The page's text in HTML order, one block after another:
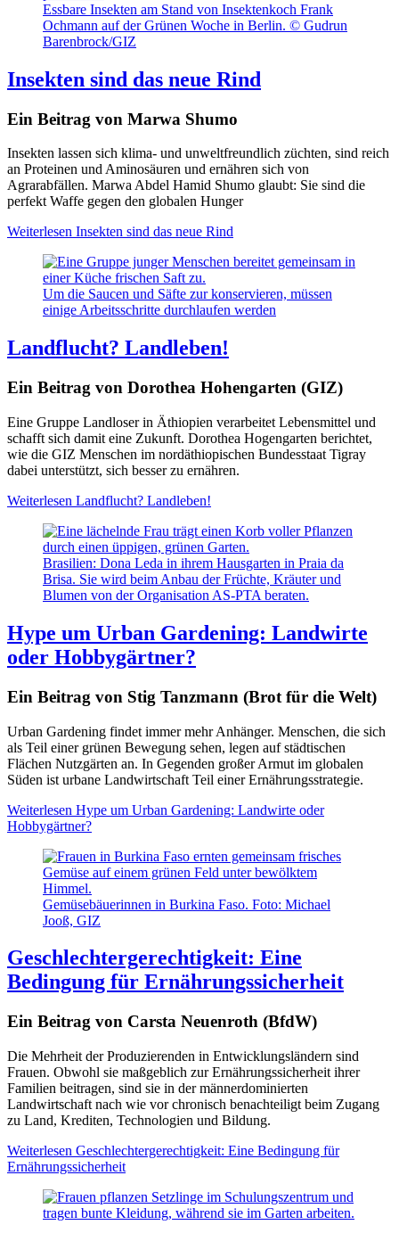
Essbare Insekten am Stand von Insektenkoch Frank
Ochmann auf der Grünen Woche in Berlin. © Gudrun
Barenbrock/GIZ
Insekten sind das neue Rind
Ein Beitrag von Marwa Shumo
Insekten lassen sich klima- und unweltfreundlich züchten, sind reich
an Proteinen und Aminosäuren und ernähren sich von
Agrarabfällen. Marwa Abdel Hamid Shumo glaubt: Sie sind die
perfekt Waffe gegen den globalen Hunger
Weiterlesen Insekten sind das neue Rind
Um die Saucen und Säfte zur konservieren, müssen
einige Arbeitsschritte durchlaufen werden
Landflucht? Landleben!
Ein Beitrag von Dorothea Hohengarten (GIZ)
Eine Gruppe Landloser in Äthiopien verarbeitet Lebensmittel und
schafft sich damit eine Zukunft. Dorothea Hogengarten berichtet,
wie die GIZ Menschen im nordäthiopischen Bundesstaat Tigray
dabei unterstützt, sich besser zu ernähren.
Weiterlesen Landflucht? Landleben!
Brasilien: Dona Leda in ihrem Hausgarten in Praia da
Brisa. Sie wird beim Anbau der Früchte, Kräuter und
Blumen von der Organisation AS-PTA beraten.
Hype um Urban Gardening: Landwirte
oder Hobbygärtner?
Ein Beitrag von Stig Tanzmann (Brot für die Welt)
Urban Gardening findet immer mehr Anhänger. Menschen, die sich
als Teil einer grünen Bewegung sehen, legen auf städtischen
Flächen Nutzgärten an. In Gegenden großer Armut im globalen
Süden ist urbane Landwirtschaft Teil einer Ernährungsstrategie.
Weiterlesen Hype um Urban Gardening: Landwirte oder
Hobbygärtner?
Gemüsebäuerinnen in Burkina Faso. Foto: Michael
Jooß, GIZ
Geschlechtergerechtigkeit: Eine
Bedingung für Ernährungssicherheit
Ein Beitrag von Carsta Neuenroth (BfdW)
Die Mehrheit der Produzierenden in Entwicklungsländern sind
Frauen. Obwohl sie maßgeblich zur Ernährungssicherheit ihrer
Familien beitragen, sind sie in der männerdominierten
Landwirtschaft nach wie vor chronisch benachteiligt beim Zugang
zu Land, Krediten, Technologien und Bildung.
Weiterlesen Geschlechtergerechtigkeit: Eine Bedingung für
Ernährungssicherheit